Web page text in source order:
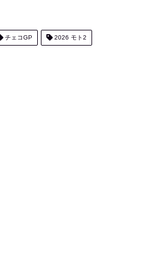
チェコGP 2026 モト2